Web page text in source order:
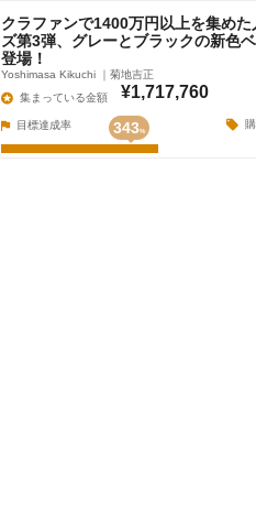
クラファンで1400万円以上を集め
ズ第3弾、グレーとブラックの新色
登場！
Yoshimasa Kikuchi ｜菊地吉正
集まっている金額
¥1,717,760
目標達成率 343%